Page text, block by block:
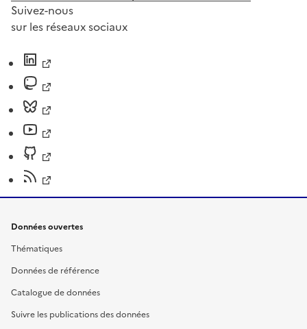
Suivez-nous
sur les réseaux sociaux
Données ouvertes
Thématiques
Données de référence
Catalogue de données
Suivre les publications des données